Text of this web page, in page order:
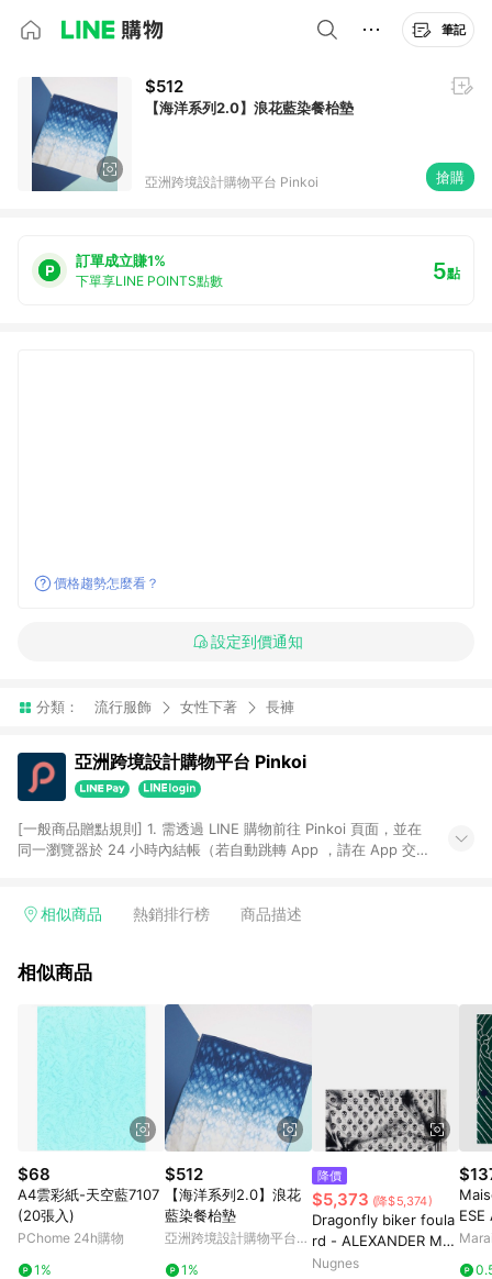
筆記
$512
【海洋系列2.0】浪花藍染餐枱墊
亞洲跨境設計購物平台 Pinkoi 搶購
訂單成立賺1%
下單享LINE POINTS點數 5點
價格趨勢怎麼看？
設定到價通知
分類： 流行服飾 女性下著 長褲
亞洲跨境設計購物平台 Pinkoi
[一般商品贈點規則] 1. 需透過 LINE 購物前往 Pinkoi 頁面，並在
同一瀏覽器於 24 小時內結帳（若自動跳轉 App ，請在 App 交
回饋訂單不得享有 Pinkoi 站方優惠，例如首購優惠，P coins，
行為，不具贈點資格，部分退款不在此限。 6. APP 請更新至
貨後 45 天後發送。 8. 群眾募資商品，禮物卡，開館保證金，補
運費，攤位費等不具贈點資格。 9. LINE 購物站上之商品規格、
顏色、價位、贈品如與 Pinkoi 商品資訊頁及購物車不符，以
Pinkoi 購物商品資訊頁及購物車標示為準。 10. 點數紅包使用規
則請以點數紅包活動說明為準。 11. 若於 LINE 購物前往 Pinkoi
頁面後才首次下載 Pinkoi APP 並完成訂單，不符合導購資格；承
上，首次下載 Pinkoi APP 後，需透過 LINE 購物前往 Pinkoi 頁
面，方享導購資格。
相似商品 熱銷排行榜 商品描述
相似商品
$68
A4雲彩紙-天空藍7107
(20張入)
PChome 24h購物
1%
$512
【海洋系列2.0】浪花
藍染餐枱墊
亞洲跨境設計購物平台
1%
降價
$5,373 (降$5,374)
Dragonfly biker foula
rd - ALEXANDER MC
QUEEN - gender_Ma
Nugnes
ESE
N1